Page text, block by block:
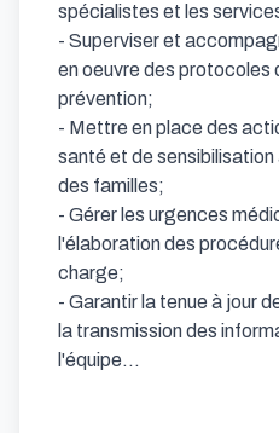
spécialistes et les
- Superviser et
en oeuvre des protocoles
prévention;
- Mettre en place des
santé et de
des familles;
- Gérer les urgences
l'élaboration des
charge;
- Garantir la tenue à jour
la transmission des
l'équipe...